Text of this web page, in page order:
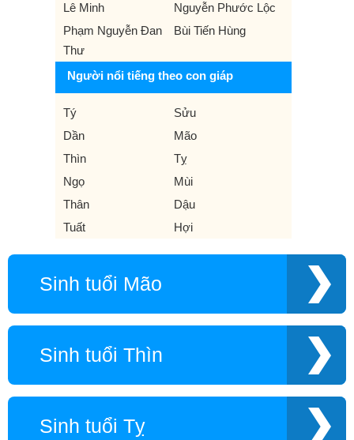
Lê Minh
Nguyễn Phước Lộc
Phạm Nguyễn Đan
Thư
Bùi Tiến Hùng
Người nổi tiếng theo con giáp
Tý
Sửu
Dần
Mão
Thìn
Tỵ
Ngọ
Mùi
Thân
Dậu
Tuất
Hợi
Sinh tuổi Mão
Sinh tuổi Thìn
Sinh tuổi Tỵ